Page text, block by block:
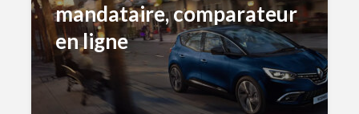
mandataire, comparateur
en ligne